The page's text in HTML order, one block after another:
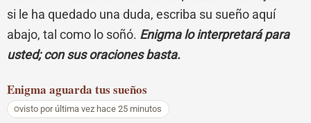
si le ha quedado una duda, escriba su sueño aquí
abajo, tal como lo soñó. Enigma lo interpretará para
usted; con sus oraciones basta.
Enigma aguarda tus sueños
visto por última vez hace 25 minutos